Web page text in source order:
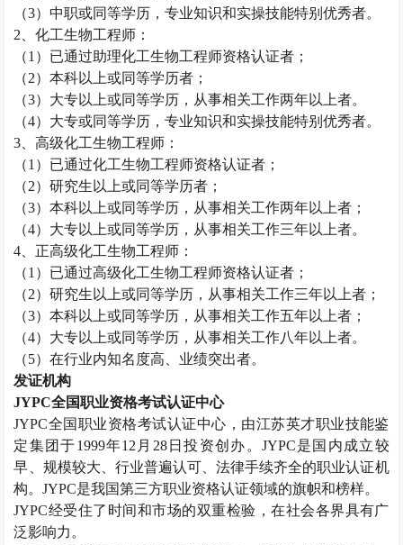
（3）中职或同等学历，专业知识和实操技能特别优秀者。
2 、化工生物工程师：
（1 ）已通过助理化工生物工程师资格认证者；
（2）本科以上或同等学历者；
（3）大专以上或同等学历，从事相关工作两年以上者。
（4）大专或同等学历，专业知识和实操技能特别优秀者。
3 、高级化工生物工程师：
（1 ）已通过化工生物工程师资格认证者；
（2）研究生以上或同等学历者；
（3）本科以上或同等学历，从事相关工作两年以上者；
（4）大专以上或同等学历，从事相关工作三年以上者。
4 、正高级化工生物工程师：
（1 ）已通过高级化工生物工程师资格认证者；
（2）研究生以上或同等学历，从事相关工作三年以上者；
（3）本科以上或同等学历，从事相关工作五年以上者；
（4）大专以上或同等学历，从事相关工作八年以上者。
（5）在行业内知名度高、业绩突出者。
发证机构
JYPC全国职业资格考试认证中心
JYPC全国职业资格考试认证中心，由江苏英才职业技能鉴
定集团于1999年12 月 28日投资创办。 JYPC是国内成立较
早、规模较大、行业普遍认可、法律手续齐全的职业认证机
构。JYPC是我国第三方职业资格认证领域的旗帜和榜样。
JYPC经受住了时间和市场的双重检验，在社会各界具有广
泛影响力。